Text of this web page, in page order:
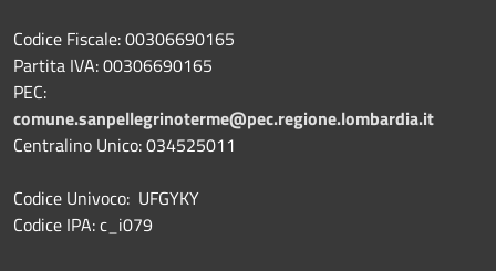
Codice Fiscale: 00306690165
Partita IVA: 00306690165
PEC:
comune.sanpellegrinoterme@pec.regione.lombardia.it
Centralino Unico: 034525011
Codice Univoco: UFGYKY
Codice IPA: c_i079